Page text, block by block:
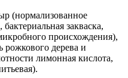
(нормализованное
закваска,
происхождения),
рожкового дерева и
лимонная кислота,